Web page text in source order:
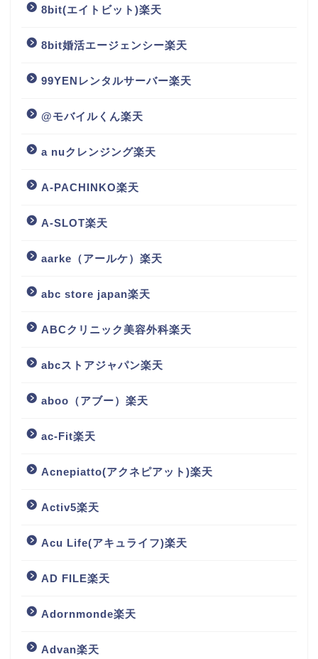
8bit(エイトビット)楽天
8bit婚活エージェンシー楽天
99YENレンタルサーバー楽天
@モバイルくん楽天
a nuクレンジング楽天
A-PACHINKO楽天
A-SLOT楽天
aarke（アールケ）楽天
abc store japan楽天
ABCクリニック美容外科楽天
abcストアジャパン楽天
aboo（アブー）楽天
ac-Fit楽天
Acnepiatto(アクネピアット)楽天
Activ5楽天
Acu Life(アキュライフ)楽天
AD FILE楽天
Adornmonde楽天
Advan楽天